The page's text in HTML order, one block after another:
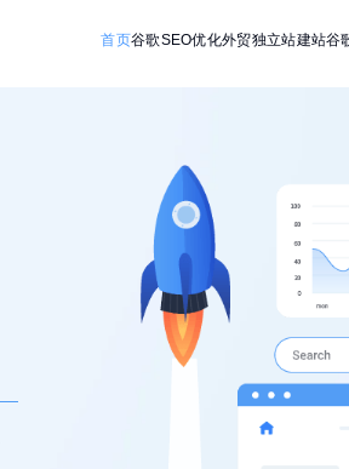
首页谷歌SEO优化外贸独立站建站谷